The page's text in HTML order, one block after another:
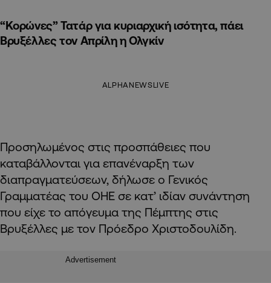
“Κορώνες” Τατάρ για κυριαρχική ισότητα, πάει
Βρυξέλλες τον Απρίλη η Ολγκίν
ALPHANEWSLIVE
Προσηλωμένος στις προσπάθειες που
καταβάλλονται για επανέναρξη των
διαπραγματεύσεων, δήλωσε ο Γενικός
Γραμματέας του ΟΗΕ σε κατ’ ιδίαν συνάντηση
που είχε το απόγευμα της Πέμπτης στις
Βρυξέλλες με τον Πρόεδρο Χριστοδουλίδη.
Advertisement